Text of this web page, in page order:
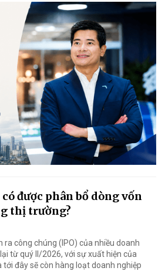
có được phân bổ dòng vốn
thị trường?
ra công chúng (IPO) của nhiều doanh
từ quý II/2026, với sự xuất hiện của
tới đây sẽ còn hàng loạt doanh nghiệp